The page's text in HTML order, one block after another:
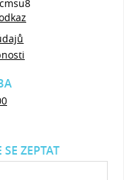
ZEPTAT